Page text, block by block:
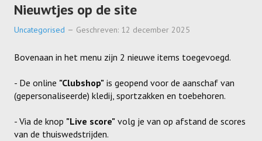
Nieuwtjes op de site
Uncategorised Geschreven: 12 december 2025
Bovenaan in het menu zijn 2 nieuwe items toegevoegd.
- De online "Clubshop" is geopend voor de aanschaf van
(gepersonaliseerde) kledij, sportzakken en toebehoren.
- Via de knop "Live score" volg je van op afstand de scores
van de thuiswedstrijden.